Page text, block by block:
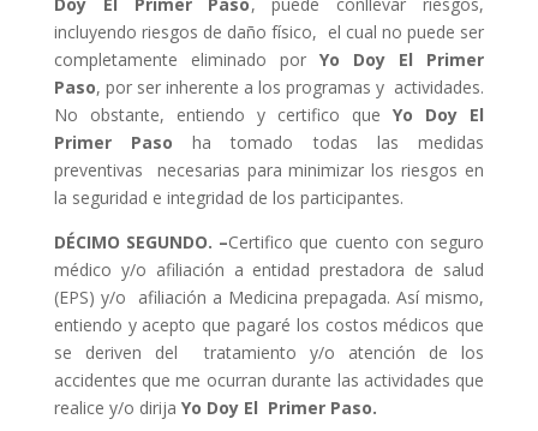
incluyendo riesgos de daño físico, el cual no puede ser
completamente eliminado por Yo Doy El Primer
Paso, por ser inherente a los programas y actividades.
No obstante, entiendo y certifico queYo Doy El
Primer Pasoha tomado todas las medidas
preventivas necesarias para minimizar los riesgos en
la seguridad e integridad de los participantes.
DÉCIMO SEGUNDO. –Certifico que cuento con seguro
médico y/o afiliación a entidad prestadora de salud
(EPS) y/o afiliación a Medicina prepagada. Así mismo,
entiendo y acepto que pagaré los costos médicos que
se deriven del tratamiento y/o atención de los
accidentes que me ocurran durante las actividades que
realice y/o dirija Yo Doy El Primer Paso.